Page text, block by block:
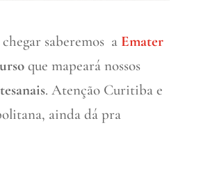
saberemos a Emater
que mapeará nossos
. Atenção Curitiba e
ainda dá pra